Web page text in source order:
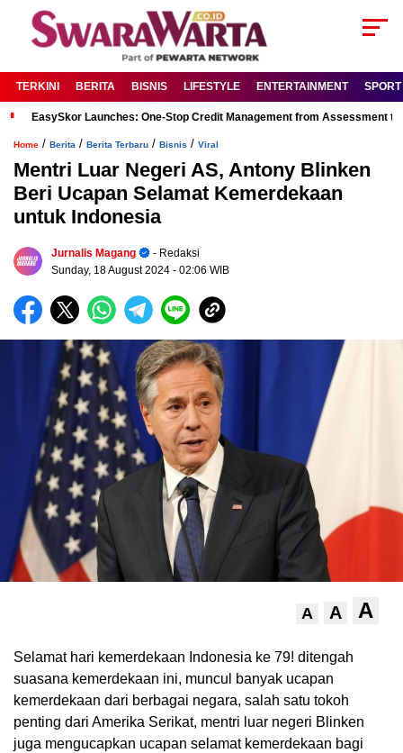
TERKINI BERITA BISNIS LIFESTYLE ENTERTAINMENT SPORT
EasySkor Launches: One-Stop Credit Management from Assessment
Home / Berita / Berita Terbaru / Bisnis / Viral
Mentri Luar Negeri AS, Antony Blinken
Beri Ucapan Selamat Kemerdekaan
untuk Indonesia
Jurnalis Magang
- Redaksi
Sunday, 18 August 2024 - 02:06 WIB
A A A
Selamat hari kemerdekaan Indonesia ke 79! ditengah
suasana kemerdekaan ini, muncul banyak ucapan
kemerdekaan dari berbagai negara, salah satu tokoh
penting dari Amerika Serikat, mentri luar negeri Blinken
juga mengucapkan ucapan selamat kemerdekaan bagi